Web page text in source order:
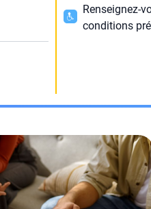
Renseignez-
conditions